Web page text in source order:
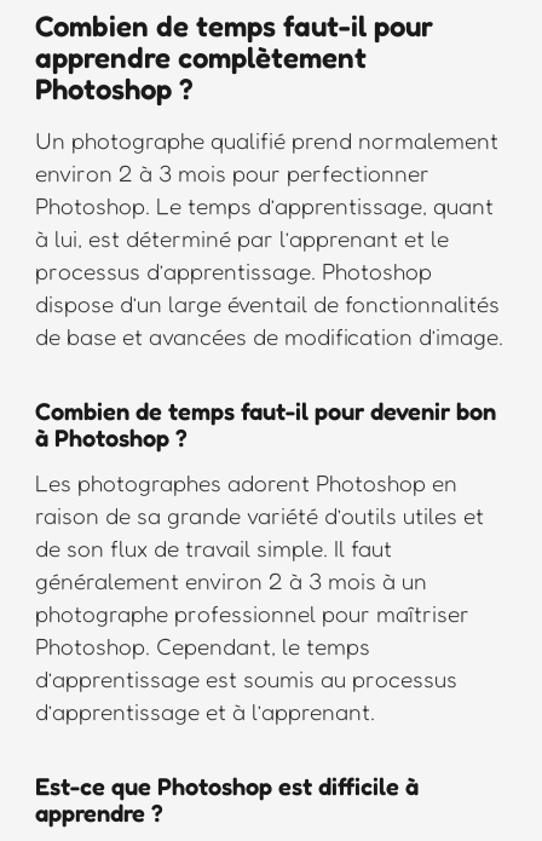
Combien de temps faut-il pour
apprendre complètement
Photoshop ?
Un photographe qualifié prend normalement
environ 2 à 3 mois pour perfectionner
Photoshop. Le temps d’apprentissage, quant
à lui, est déterminé par l’apprenant et le
processus d’apprentissage. Photoshop
dispose d’un large éventail de fonctionnalités
de base et avancées de modification d’image.
Combien de temps faut-il pour devenir bon
à Photoshop ?
Les photographes adorent Photoshop en
raison de sa grande variété d’outils utiles et
de son flux de travail simple. Il faut
généralement environ 2 à 3 mois à un
photographe professionnel pour maîtriser
Photoshop. Cependant, le temps
d’apprentissage est soumis au processus
d’apprentissage et à l’apprenant.
Est-ce que Photoshop est difficile à
apprendre ?